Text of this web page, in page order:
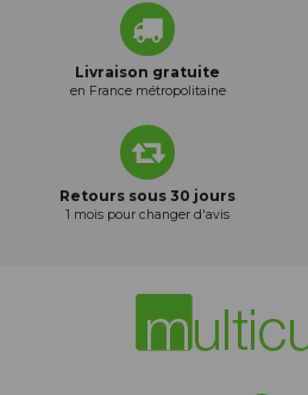
Livraison gratuite
en France métropolitaine
Retours sous 30 jours
1 mois pour changer d'avis